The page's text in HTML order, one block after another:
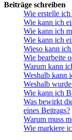
Beiträge schreiben
Wie erstelle
Wie kann ich
Wie kann ich
Wie kann ich
Wieso kann
Wie bearbeite
Warum kann
Weshalb kann
Weshalb
Wie kann ich
Was bewirkt
eines Beitrags?
Warum muss
Wie markiere